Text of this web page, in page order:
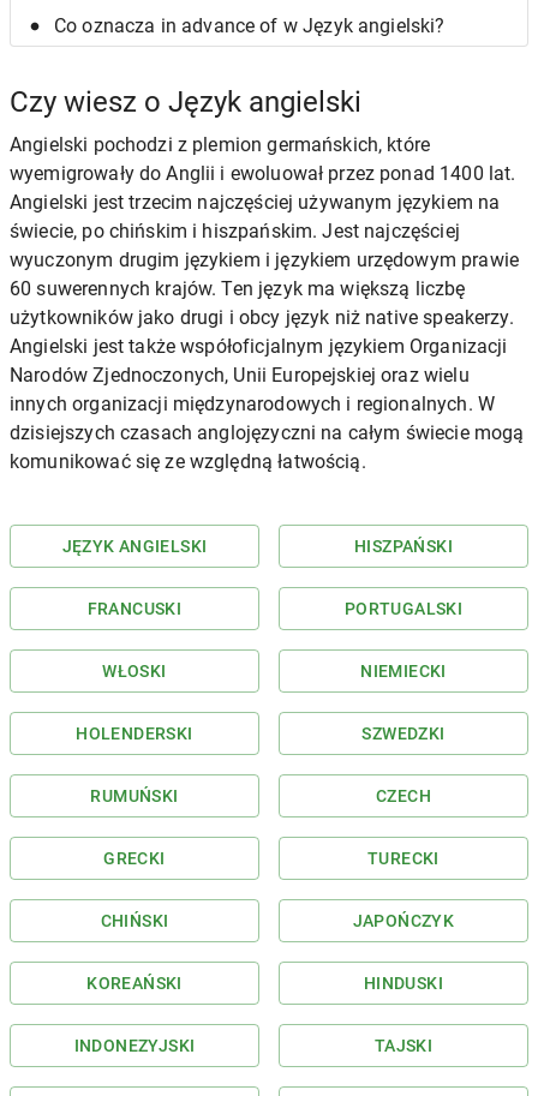
Co oznacza in advance of w Język angielski?
Czy wiesz o Język angielski
Angielski pochodzi z plemion germańskich, które
wyemigrowały do Anglii i ewoluował przez ponad 1400 lat.
Angielski jest trzecim najczęściej używanym językiem na
świecie, po chińskim i hiszpańskim. Jest najczęściej
wyuczonym drugim językiem i językiem urzędowym prawie
60 suwerennych krajów. Ten język ma większą liczbę
użytkowników jako drugi i obcy język niż native speakerzy.
Angielski jest także współoficjalnym językiem Organizacji
Narodów Zjednoczonych, Unii Europejskiej oraz wielu
innych organizacji międzynarodowych i regionalnych. W
dzisiejszych czasach anglojęzyczni na całym świecie mogą
komunikować się ze względną łatwością.
JĘZYK ANGIELSKI HISZPAŃSKI
FRANCUSKI PORTUGALSKI
WŁOSKI NIEMIECKI
HOLENDERSKI SZWEDZKI
RUMUŃSKI CZECH
GRECKI TURECKI
CHIŃSKI JAPOŃCZYK
KOREAŃSKI HINDUSKI
INDONEZYJSKI TAJSKI